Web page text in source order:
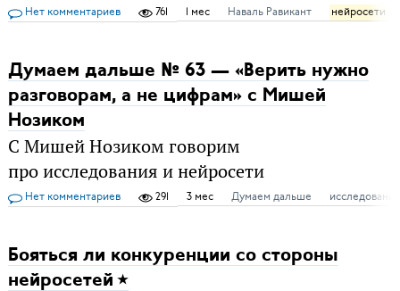
Нет комментариев 761 1 мес Наваль Равикант нейросети
Думаем дальше № 63 — «Верить нужно
разговорам, а не цифрам» с Мишей
Нозиком
С Мишей Нозиком говорим
про исследования и нейросети
Нет комментариев 291 3 мес Думаем дальше исследования
Бояться ли конкуренции со стороны
нейросетей